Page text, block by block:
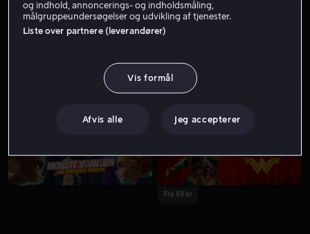
Lej 49 kr
Fra 59 kr
og indhold, annoncerings- og indholdsmåling,
målgruppeundersøgelser og udvikling af tjenester.
Liste over partnere (leverandører)
Vis formål
Afvis alle Jeg accepterer